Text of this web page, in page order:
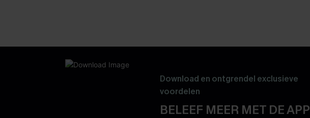
Download en ontgrendel exclusieve
voordelen
BELEEF MEER MET DE APP